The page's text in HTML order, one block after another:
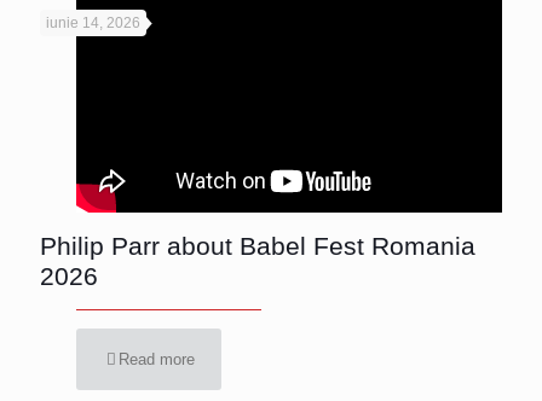
iunie 14, 2026
Philip Parr about Babel Fest Romania
2026
Read more